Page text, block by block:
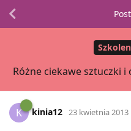
Różne ciekawe sztuczki
Post
K kinia12 23 kwietnia 2013